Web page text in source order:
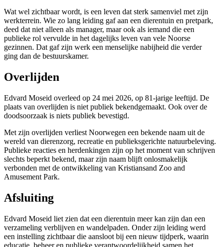
Wat wel zichtbaar wordt, is een leven dat sterk samenviel met zijn
werkterrein. Wie zo lang leiding gaf aan een dierentuin en pretpark,
deed dat niet alleen als manager, maar ook als iemand die een
publieke rol vervulde in het dagelijks leven van vele Noorse
gezinnen. Dat gaf zijn werk een menselijke nabijheid die verder
ging dan de bestuurskamer.
Overlijden
Edvard Moseid overleed op 24 mei 2026, op 81-jarige leeftijd. De
plaats van overlijden is niet publiek bekendgemaakt. Ook over de
doodsoorzaak is niets publiek bevestigd.
Met zijn overlijden verliest Noorwegen een bekende naam uit de
wereld van dierenzorg, recreatie en publieksgerichte natuurbeleving.
Publieke reacties en herdenkingen zijn op het moment van schrijven
slechts beperkt bekend, maar zijn naam blijft onlosmakelijk
verbonden met de ontwikkeling van Kristiansand Zoo and
Amusement Park.
Afsluiting
Edvard Moseid liet zien dat een dierentuin meer kan zijn dan een
verzameling verblijven en wandelpaden. Onder zijn leiding werd
een instelling zichtbaar die aansloot bij een nieuw tijdperk, waarin
educatie, beheer en publieke verantwoordelijkheid samen het